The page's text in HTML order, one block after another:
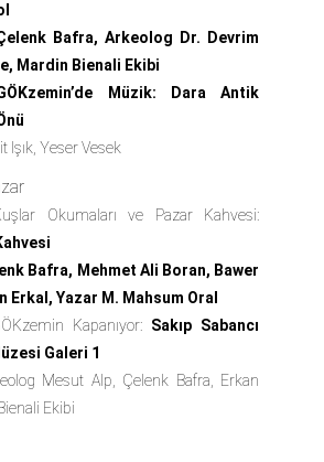
Bafra, Arkeolog Dr. Devrim
Mardin Bienali Ekibi
Müzik: Dara Antik
Işık, Yeser Vesek
Okumaları ve Pazar Kahvesi:
Bafra, Mehmet Ali Boran, Bawer
Erkal, Yazar M. Mahsum Oral
Kapanıyor: Sakıp Sabancı
Galeri 1
Mesut Alp, Çelenk Bafra, Erkan
Ekibi